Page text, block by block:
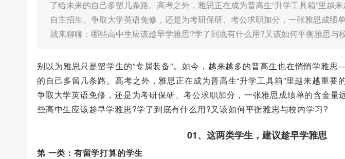
了给未来的自己多留几条路。高考之外，雅思正在成为普高生“升学工具箱”里越
自主招生、争取大学英语免修，还是为考研保研、考公求职加分，一张雅思成绩
就来聊聊：哪些高中生应该趁早学雅思?学了到底有什么用?又该如何平衡雅思与
别以为雅思只是留学生的“专属装备”。如今，越来越多的普高生也在悄悄学雅
的自己多留几条路。高考之外，雅思正在成为普高生“升学工具箱”里越来越重要
争取大学英语免修，还是为考研保研、考公求职加分，一张雅思成绩单的含金量
些高中生应该趁早学雅思?学了到底有什么用?又该如何平衡雅思与校内学习?
01、这两类学生，建议趁早学雅思
第 一类：有留学打算的学生